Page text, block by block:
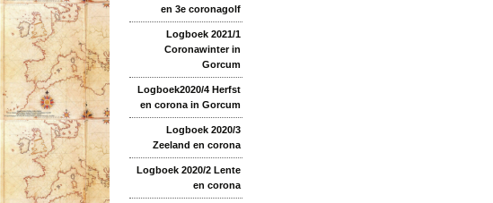
en 3e coronagolf
Logboek 2021/1
Coronawinter in
Gorcum
Logboek2020/4 Herfst
en corona in Gorcum
Logboek 2020/3
Zeeland en corona
Logboek 2020/2 Lente
en corona